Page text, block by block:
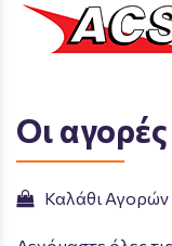
Οι
Καλάθι Αγορών